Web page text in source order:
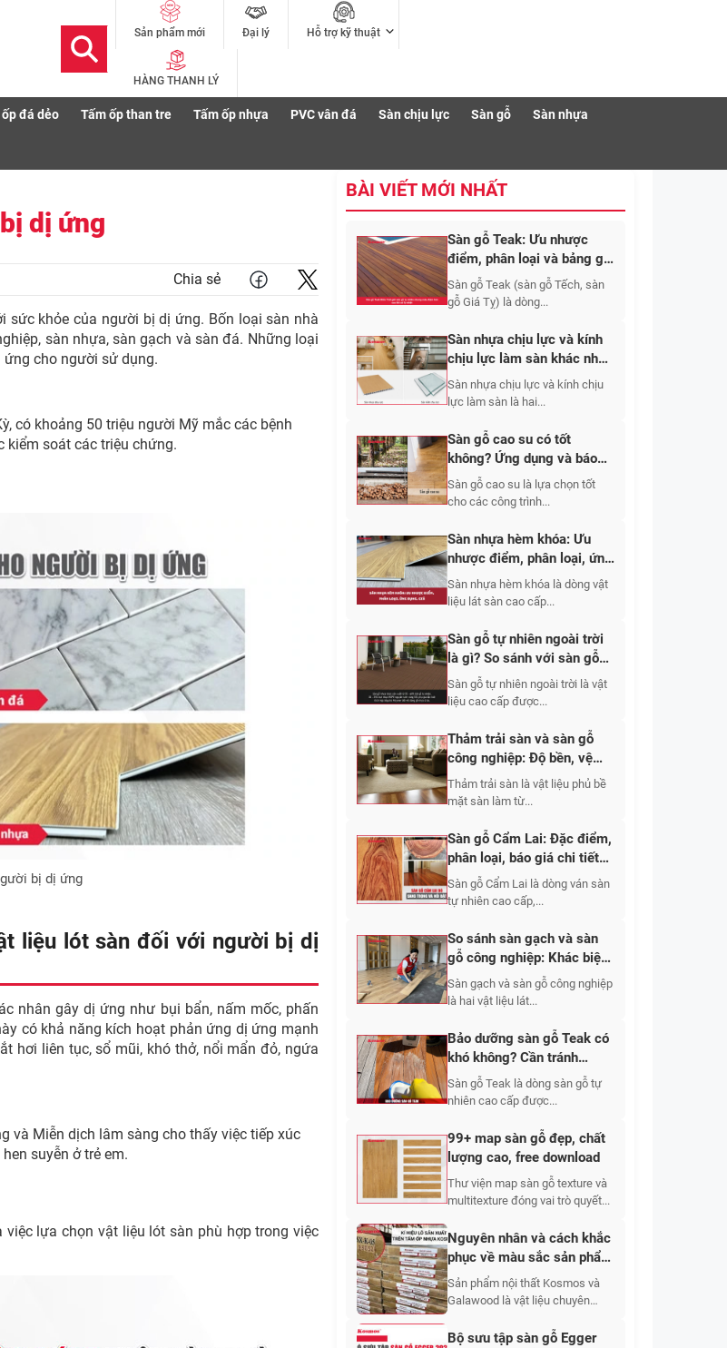
Sản phẩm mới Đại lý Hỗ trợ kỹ thuật
HÀNG THANH LÝ
đá dẻo Tấm ốp than tre Tấm ốp nhựa PVC vân đá Sàn chịu lực Sàn gỗ Sàn nhựa
dị ứng
Chia sẻ
sức khỏe của người bị dị ứng. Bốn loại sàn nhà
sàn nhựa, sàn gạch và sàn đá. Những loại
cho người sử dụng.
có khoảng 50 triệu người Mỹ mắc các bệnh
kiểm soát các triệu chứng.
bị dị ứng
liệu lót sàn đối với người bị dị
nhân gây dị ứng như bụi bẩn, nấm mốc, phấn
có khả năng kích hoạt phản ứng dị ứng mạnh
hơi liên tục, sổ mũi, khó thở, nổi mẩn đỏ, ngứa
và Miễn dịch lâm sàng cho thấy việc tiếp xúc
suyễn ở trẻ em.
lựa chọn vật liệu lót sàn phù hợp trong việc
BÀI VIẾT MỚI NHẤT
Sàn gỗ Teak: Ưu nhược
điểm, phân loại và bảng giá
thi công mới nhất?
Sàn gỗ Teak (sàn gỗ Tếch, sàn
gỗ Giá Tỵ) là dòng...
Sàn nhựa chịu lực và kính
chịu lực làm sàn khác nhau
thế nào? Nên chọn loại
nào?
Sàn nhựa chịu lực và kính chịu
lực làm sàn là hai...
Sàn gỗ cao su có tốt
không? Ứng dụng và báo
giá 2026
Sàn gỗ cao su là lựa chọn tốt
cho các công trình...
Sàn nhựa hèm khóa: Ưu
nhược điểm, phân loại, ứng
dụng, giá 2026
Sàn nhựa hèm khóa là dòng vật
liệu lát sàn cao cấp...
Sàn gỗ tự nhiên ngoài trời
là gì? So sánh với sàn gỗ
nhựa về độ bền và giá
Sàn gỗ tự nhiên ngoài trời là vật
liệu cao cấp được...
Thảm trải sàn và sàn gỗ
công nghiệp: Độ bền, vệ
sinh, chi phí và tính ứng
dụng
Thảm trải sàn là vật liệu phủ bề
mặt sàn làm từ...
Sàn gỗ Cẩm Lai: Đặc điểm,
phân loại, báo giá chi tiết
2026
Sàn gỗ Cẩm Lai là dòng ván sàn
tự nhiên cao cấp,...
So sánh sàn gạch và sàn
gỗ công nghiệp: Khác biệt
từ cấu tạo đến cảm giác sử
dụng
Sàn gạch và sàn gỗ công nghiệp
là hai vật liệu lát...
Bảo dưỡng sàn gỗ Teak có
khó không? Cần tránh
những gì khi bảo dưỡng?
Sàn gỗ Teak là dòng sàn gỗ tự
nhiên cao cấp được...
99+ map sàn gỗ đẹp, chất
lượng cao, free download
Thư viện map sàn gỗ texture và
multitexture đóng vai trò quyết...
Nguyên nhân và cách khắc
phục về màu sắc sản phẩm
nội thất Kosmos và
Galawood
Sản phẩm nội thất Kosmos và
Galawood là vật liệu chuyên
Bộ sưu tập sàn gỗ Egger